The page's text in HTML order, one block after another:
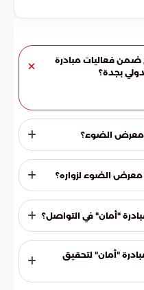
فعاليات مبادرة
بجدة؟
معرض الضوء؟
معرض الضوء لزواره؟
خدمات الحج، تقديم التمر
"أمان" في التواصل؟
"أمان" لتحقيق